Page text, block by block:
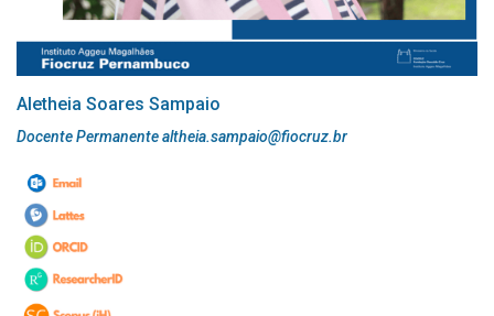
Aletheia Soares Sampaio
Docente Permanente altheia.sampaio@fiocruz.br